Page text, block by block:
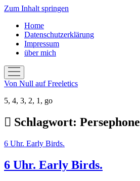
Zum Inhalt springen
Home
Datenschutzerklärung
Impressum
über mich
Menü
öffnen
Von Null auf Freeletics
5, 4, 3, 2, 1, go
Schlagwort: Persephone
6 Uhr. Early Birds.
6 Uhr. Early Birds.